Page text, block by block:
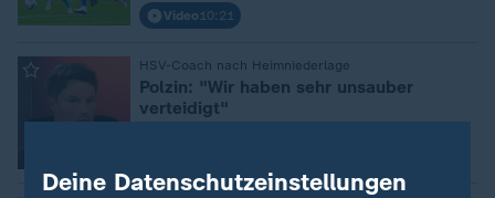
Video 10:21
HSV-Coach nach Heimniederlage
:
Polzin: "Wir haben sehr unsauber
verteidigt"
Deine Datenschutzeinstellungen